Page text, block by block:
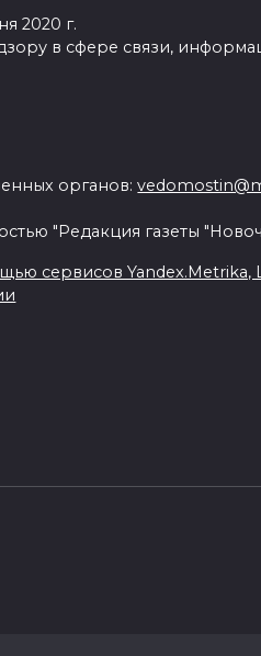
2020 г.
в сфере связи,
органов:
"Редакция газеты
сервисов Yandex.Metrika,